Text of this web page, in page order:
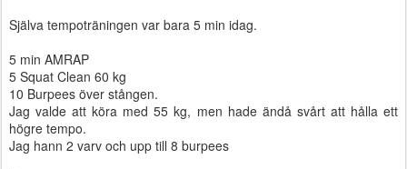
Själva tempoträningen var bara 5 min idag.
5 min AMRAP
5 Squat Clean 60 kg
10 Burpees över stången.
Jag valde att köra med 55 kg, men hade ändå svårt att hålla ett
högre tempo.
Jag hann 2 varv och upp till 8 burpees